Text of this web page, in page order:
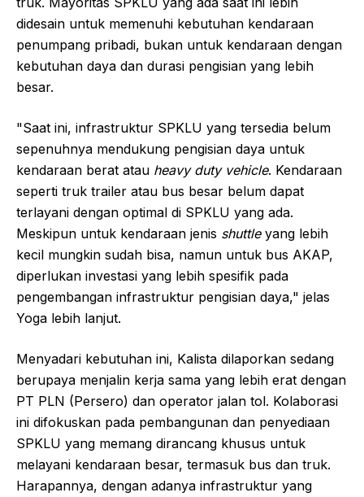
didesain untuk memenuhi kebutuhan kendaraan
penumpang pribadi, bukan untuk kendaraan dengan
kebutuhan daya dan durasi pengisian yang lebih
besar.
"Saat ini, infrastruktur SPKLU yang tersedia belum
sepenuhnya mendukung pengisian daya untuk
kendaraan berat atau heavy duty vehicle. Kendaraan
seperti truk trailer atau bus besar belum dapat
terlayani dengan optimal di SPKLU yang ada.
Meskipun untuk kendaraan jenis shuttleyang lebih
kecil mungkin sudah bisa, namun untuk bus AKAP,
diperlukan investasi yang lebih spesifik pada
pengembangan infrastruktur pengisian daya," jelas
Yoga lebih lanjut.
Menyadari kebutuhan ini, Kalista dilaporkan sedang
berupaya menjalin kerja sama yang lebih erat dengan
PT PLN (Persero) dan operator jalan tol. Kolaborasi
ini difokuskan pada pembangunan dan penyediaan
SPKLU yang memang dirancang khusus untuk
melayani kendaraan besar, termasuk bus dan truk.
Harapannya, dengan adanya infrastruktur yang